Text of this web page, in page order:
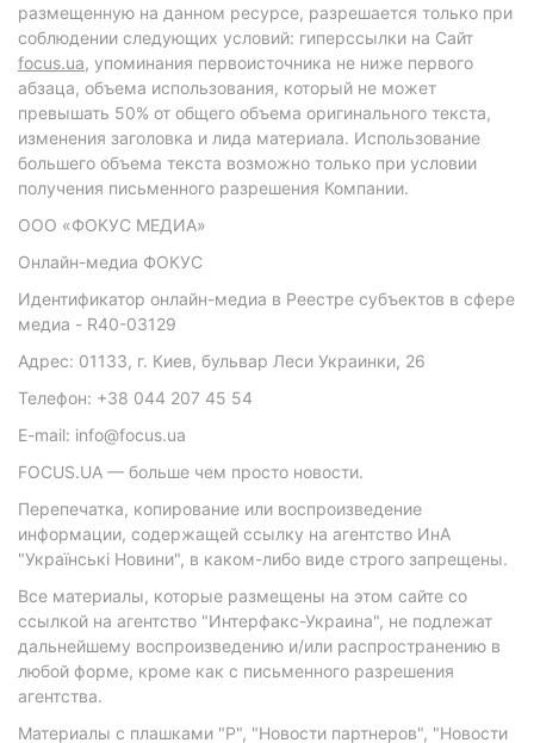
размещенную на данном ресурсе, разрешается только при
соблюдении следующих условий: гиперссылки на Сайт
focus.ua, упоминания первоисточника не ниже первого
абзаца, объема использования, который не может
превышать 50% от общего объема оригинального текста,
изменения заголовка и лида материала. Использование
большего объема текста возможно только при условии
получения письменного разрешения Компании.
ООО «ФОКУС МЕДИА»
Онлайн-медиа ФОКУС
Идентификатор онлайн-медиа в Реестре субъектов в сфере
медиа - R40-03129
Адрес: 01133, г. Киев, бульвар Леси Украинки, 26
Телефон: +38 044 207 45 54
E-mail: info@focus.ua
FOCUS.UA — больше чем просто новости.
Перепечатка, копирование или воспроизведение
информации, содержащей ссылку на агентство ИнА
"Українські Новини", в каком-либо виде строго запрещены.
Все материалы, которые размещены на этом сайте со
ссылкой на агентство "Интерфакс-Украина", не подлежат
дальнейшему воспроизведению и/или распространению в
любой форме, кроме как с письменного разрешения
агентства.
Материалы с плашками "Р", "Новости партнеров", "Новости